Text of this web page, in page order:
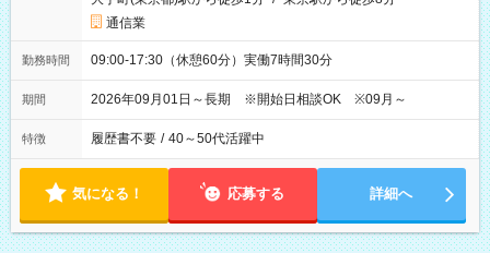
通信業
勤務時間 09:00-17:30（休憩60分）実働7時間30分
期間 2026年09月01日～長期 ※開始日相談OK ※09月～
特徴 履歴書不要 / 40～50代活躍中
気になる！ 応募する 詳細へ